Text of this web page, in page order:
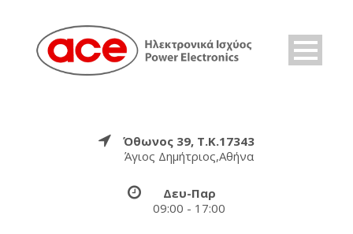
Όθωνος 39, Τ.Κ.17343
Άγιος Δημήτριος,Αθήνα
Δευ-Παρ
09:00 - 17:00